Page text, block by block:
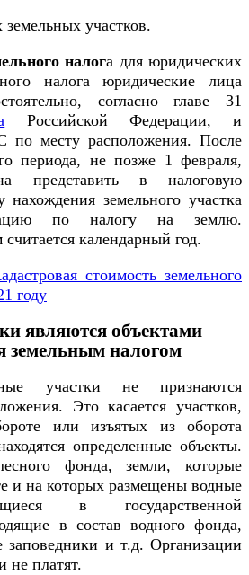
участков.
налога для юридических
налога юридические лица
согласно главе 31
Российской Федерации, и
месту расположения. После
периода, не позже 1 февраля,
представить в налоговую
земельного участка
по налогу на землю.
календарный год.
стоимость земельного
году
являются объектами
земельным налогом
участки не признаются
Это касается участков,
или изъятых из оборота
определенные объекты.
фонда, земли, которые
и на которых размещены водные
в государственной
в состав водного фонда,
заповедники и т.д. Организации
не платят.